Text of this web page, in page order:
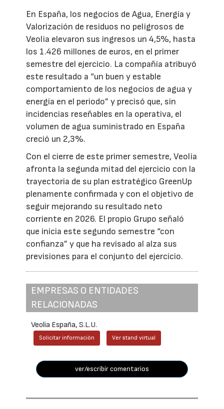
En España, los negocios de Agua, Energía y
Valorización de residuos no peligrosos de
Veolia elevaron sus ingresos un 4,5%, hasta
los 1.426 millones de euros, en el primer
semestre del ejercicio. La compañía atribuyó
este resultado a “un buen y estable
comportamiento de los negocios de agua y
energía en el periodo” y precisó que, sin
incidencias reseñables en la operativa, el
volumen de agua suministrado en España
creció un 2,3%.
Con el cierre de este primer semestre, Veolia
afronta la segunda mitad del ejercicio con la
trayectoria de su plan estratégico GreenUp
plenamente confirmada y con el objetivo de
seguir mejorando su resultado neto
corriente en 2026. El propio Grupo señaló
que inicia este segundo semestre “con
confianza” y que ha revisado al alza sus
previsiones para el conjunto del ejercicio.
EMPRESAS O ENTIDADES
RELACIONADAS
Veolia España, S.L.U.
Solicitar información Ver stand virtual
ver/escribir comentarios